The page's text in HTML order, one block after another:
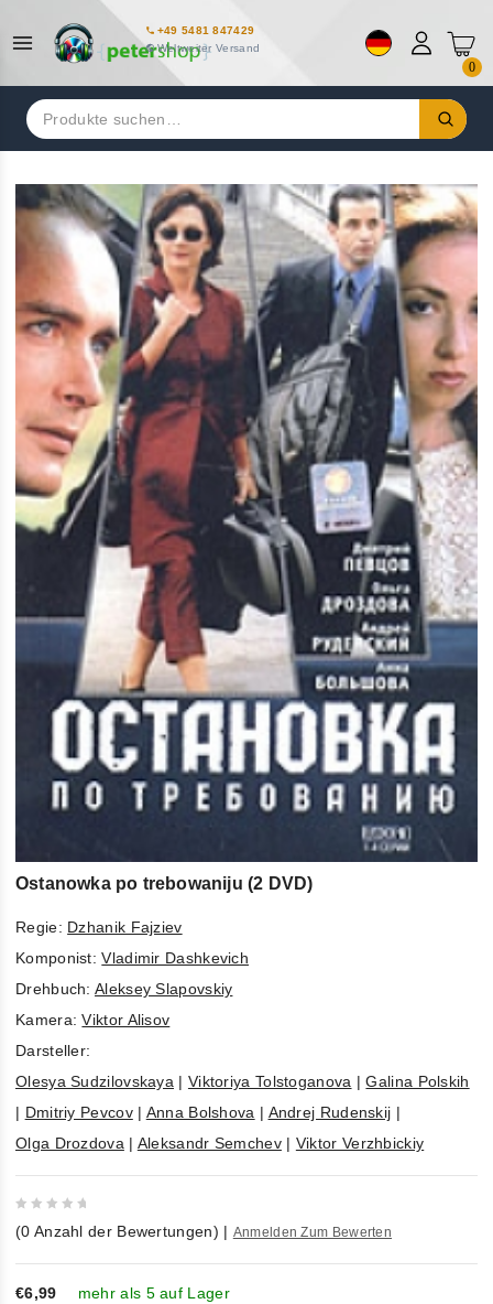
+49 5481 847429
Weltweiter Versand
0
Suchen
nach:
Ostanowka po trebowaniju (2 DVD)
Regie: Dzhanik Fajziev
Komponist:Vladimir Dashkevich
Drehbuch:Aleksey Slapovskiy
Kamera:Viktor Alisov
Darsteller:
Olesya Sudzilovskaya | Viktoriya Tolstoganova |Galina Polskih
| Dmitriy Pevcov| Anna Bolshova | Andrej Rudenskij |
Olga Drozdova| Aleksandr Semchev| Viktor Verzhbickiy
out
of
5
(0 Anzahl der Bewertungen) | Anmelden Zum Bewerten
€6,99 mehr als 5 auf Lager